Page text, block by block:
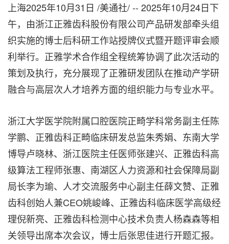
上海2025年10月31日 /美通社/ -- 2025年10月24日下
午，由浙江正雅齿科股份有限公司产品研发部牵头组
织实施的博士后科研工作站授牌仪式暨开题评审会顺
利举行。正雅学术合作组全程统筹协调了此次活动的
策划及执行，充分展现了正雅研发团队在推动产学研
融合与高层次人才培养方面的组织能力与专业水平。
浙江大学医学院附属口腔医院正畸学科常务副主任陈
学鹏、正雅齿科正畸临床研发总监朱秀娟、东南大学
博导卢晓林、浙江医院主任医师张建兴、正雅齿科高
级算法工程师张惠、南湖区人力资源和社会保障局副
局长李为瑜、人才交流服务中心副主任薛文赞、正雅
齿科创始人兼CEO姚峻峰、正雅齿科临床医学高级经
理倪新亮、正雅齿科检测中心技术负责人杨森森等相
关领导出席本次会议，博士后张思佳进行开题汇报。